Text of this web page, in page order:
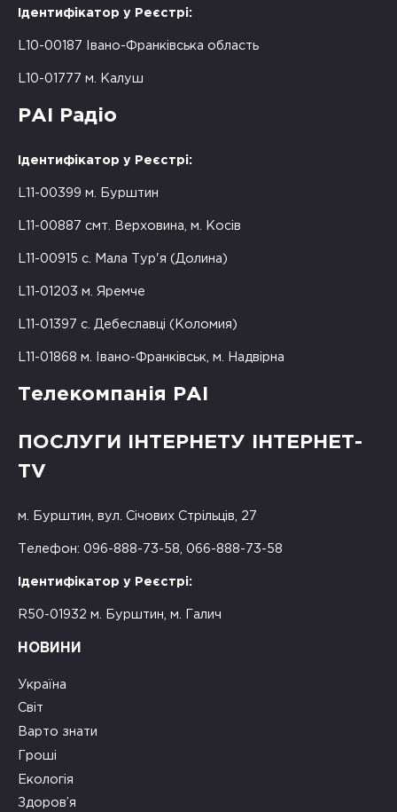
Ідентифікатор у Реєстрі:
L10-00187 Івано-Франківська область
L10-01777 м. Калуш
РАІ Радіо
Ідентифікатор у Реєстрі:
L11-00399 м. Бурштин
L11-00887 смт. Верховина, м. Косів
L11-00915 с. Мала Тур'я (Долина)
L11-01203 м. Яремче
L11-01397 с. Дебеславці (Коломия)
L11-01868 м. Івано-Франківськ, м. Надвірна
Телекомпанія РАІ
ПОСЛУГИ ІНТЕРНЕТУ ІНТЕРНЕТ-
TV
м. Бурштин, вул. Січових Стрільців, 27
Телефон: 096-888-73-58, 066-888-73-58
Ідентифікатор у Реєстрі:
R50-01932 м. Бурштин, м. Галич
НОВИНИ
Україна
Світ
Варто знати
Гроші
Екологія
Здоров’я